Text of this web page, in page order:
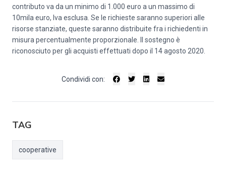
contributo va da un minimo di 1.000 euro a un massimo di
10mila euro, Iva esclusa. Se le richieste saranno superiori alle
risorse stanziate, queste saranno distribuite fra i richiedenti in
misura percentualmente proporzionale. Il sostegno è
riconosciuto per gli acquisti effettuati dopo il 14 agosto 2020.
Condividi con:
TAG
cooperative